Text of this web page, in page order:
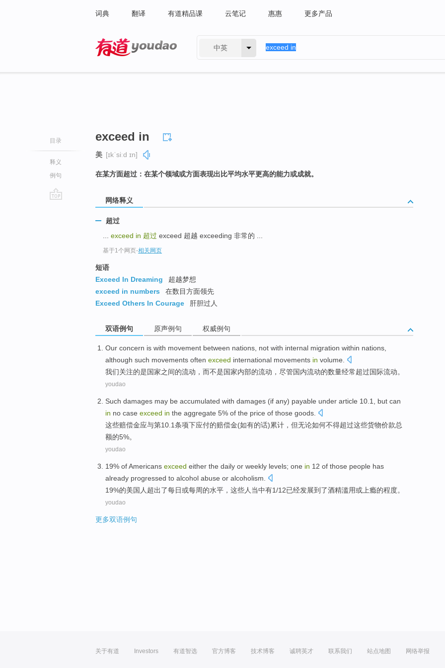
词典 翻译 有道精品课 云笔记 惠惠 更多产品
中英
目录
释义
例句
exceed in
美 [ɪkˈsiːd ɪn]
在某方面超过：在某个领域或方面表现出比平均水平更高的能力或成就。
网络释义
超过
exceed in 超过 exceed 超越 exceeding 非常的 ...
基于1个网页-相关网页
短语
Exceed In Dreaming
超越梦想
exceed in numbers
在数目方面领先
Exceed Others In Courage
肝胆过人
双语例句 原声例句 权威例句
Our concern is with movement between nations, not with internal migration within nations,
although such movements often exceed international movements in volume.
我们关注的是国家之间的流动 ， 而不是国家内部的流动 ， 尽管国内流动的数量经常超过国际流动。
youdao
Such damages may be accumulated with damages (if any) payable under article 10.1, but can
in no case exceed in the aggregate 5% of the price of those goods
这些赔偿金应与第10.1条项下应付的赔偿金(如有的话)累计 ， 但无论如何不得超过这些货物价款总
额的5%。
youdao
19% ofAmericans exceed either the daily or weekly levels; one in 12 of those people has
already progressed to alcohol abuse or alcoholism.
19%的美国人 超出了每日或每周的水平 ， 这些人 当中有1/12已经发展到了酒精滥用或上瘾的程度。
youdao
更多双语例句
关于有道 Investors 有道智选 官方博客 技术博客 诚聘英才 联系我们 站点地图 网络举报